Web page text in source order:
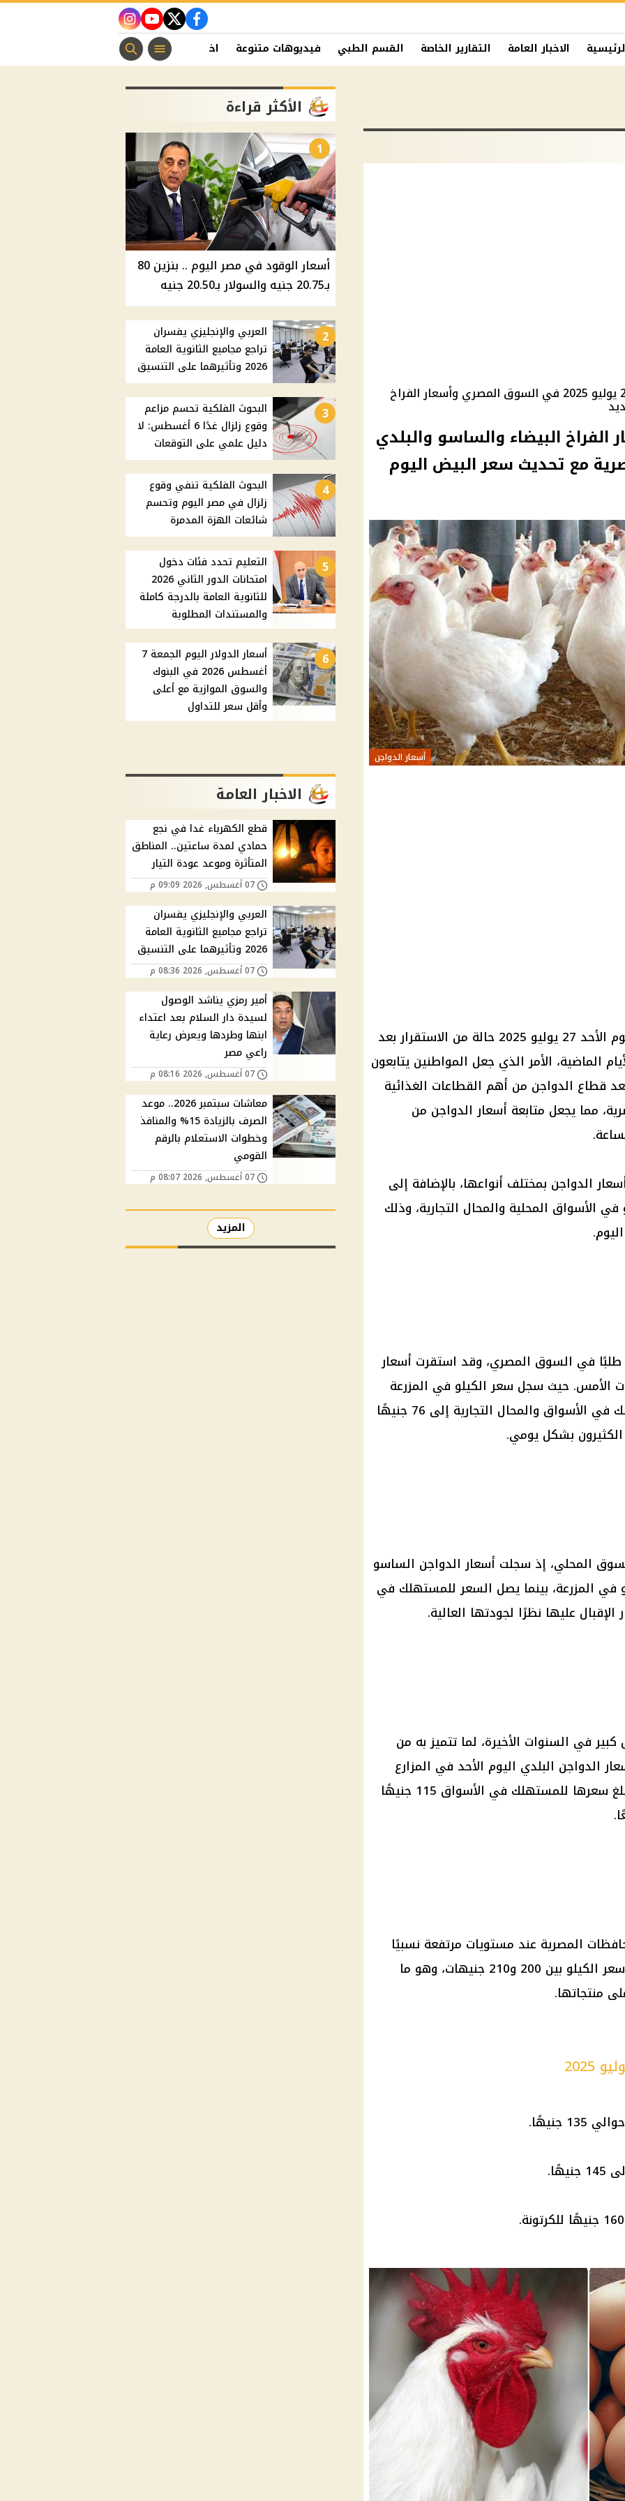
facebook
twitter
youtube
instagram
الاخبار العامة التقارير الخاصة القسم الطبي فيديوهات متنوعة اخبار الفن منوعات مسيحية
تفاصيل أسعار الدواجن اليوم الأحد 27 يوليو 2025 في السوق المصري وأسعار الفراخ
الفراخ البيضاء والساسو والبلدي
مع تحديث سعر البيض اليوم
أسعار الدواجن
تشهد أسعار الدواجن في مصر اليوم الأحد 27 يوليو 2025 حالة من الاستقرار بعد
الماضية، الأمر الذي جعل المواطنين يتابعون
قطاع الدواجن من أهم القطاعات الغذائية
مما يجعل متابعة أسعار الدواجن من
الدواجن بمختلف أنواعها، بالإضافة إلى
الأسواق المحلية والمحال التجارية، وذلك
طلبًا في السوق المصري، وقد استقرت أسعار
الأمس. حيث سجل سعر الكيلو في المزرعة
نحو 66 جنيهًا، بينما وصل للمستهلك في الأسواق والمحال التجارية إلى 76 جنيهًا
بشكل يومي.
المحلي، إذ سجلت أسعار الدواجن الساسو
86 جنيهًا للكيلو في المزرعة، بينما يصل السعر للمستهلك في
في السنوات الأخيرة، لما تتميز به من
الدواجن البلدي اليوم الأحد في المزارع
حوالي 105 جنيهات للكيلو، فيما يبلغ سعرها للمستهلك في الأسواق 115 جنيهًا
المصرية عند مستويات مرتفعة نسبيًا
مقارنة بالفراخ البيضاء، حيث تراوح سعر الكيلو بين 200 و210 جنيهات، وهو ما
منتجاتها.
135 جنيهًا.
الأكثر قراءة
1
أسعار الوقود في مصر اليوم .. بنزين 80
بـ20.75 جنيه والسولار بـ20.50 جنيه
2
العربي والإنجليزي يفسران
تراجع مجاميع الثانوية العامة
2026 وتأثيرهما على التنسيق
3
البحوث الفلكية تحسم مزاعم
وقوع زلزال غدًا 6 أغسطس: لا
دليل علمي على التوقعات
4
البحوث الفلكية تنفي وقوع
زلزال في مصر اليوم وتحسم
شائعات الهزة المدمرة
5
التعليم تحدد فئات دخول
امتحانات الدور الثاني 2026
للثانوية العامة بالدرجة كاملة
والمستندات المطلوبة
6
أسعار الدولار اليوم الجمعة 7
أغسطس 2026 في البنوك
والسوق الموازية مع أعلى
وأقل سعر للتداول
الاخبار العامة
قطع الكهرباء غدا في نجع
حمادي لمدة ساعتين.. المناطق
المتأثرة وموعد عودة التيار
07 أغسطس, 2026 09:09 م
العربي والإنجليزي يفسران
تراجع مجاميع الثانوية العامة
2026 وتأثيرهما على التنسيق
07 أغسطس, 2026 08:36 م
أمير رمزي يناشد الوصول
لسيدة دار السلام بعد اعتداء
ابنها وطردها ويعرض رعاية
راعي مصر
07 أغسطس, 2026 08:16 م
معاشات سبتمبر 2026.. موعد
الصرف بالزيادة 15% والمنافذ
وخطوات الاستعلام بالرقم
القومي
07 أغسطس, 2026 08:07 م
المزيد